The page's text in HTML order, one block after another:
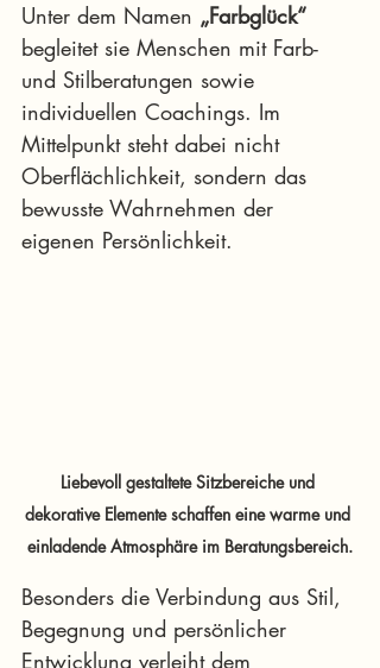
Unter dem Namen „Farbglück“
begleitet sie Menschen mit Farb-
und Stilberatungen sowie
individuellen Coachings. Im
Mittelpunkt steht dabei nicht
Oberflächlichkeit, sondern das
bewusste Wahrnehmen der
eigenen Persönlichkeit.
Liebevoll gestaltete Sitzbereiche und
dekorative Elemente schaffen eine warme und
einladende Atmosphäre im Beratungsbereich.
Besonders die Verbindung aus Stil,
Begegnung und persönlicher
Entwicklung verleiht dem